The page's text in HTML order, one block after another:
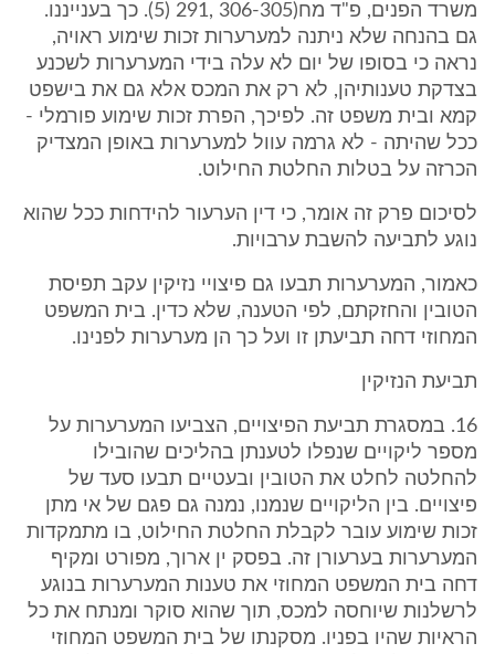
משרד הפנים, פ"ד מח(‎5) 291, 306-305). כך בענייננו.
גם בהנחה שלא ניתנה למערערות זכות שימוע ראויה,
נראה כי בסופו של יום לא עלה בידי המערערות לשכנע
בצדקת טענותיהן, לא רק את המכס אלא גם את בישפט
קמא ובית משפט זה. לפיכך, הפרת זכות שימוע פורמלי -
ככל שהיתה - לא גרמה עוול למערערות באופן המצדיק
הכרזה על בטלות החלטת החילוט.
לסיכום פרק זה אומר, כי דין הערעור להידחות ככל שהוא
נוגע לתביעה להשבת ערבויות.
כאמור, המערערות תבעו גם פיצויי נזיקין עקב תפיסת
הטובין והחזקתם, לפי הטענה, שלא כדין. בית המשפט
המחוזי דחה תביעתן זו ועל כך הן מערערות לפנינו.
תביעת הנזיקין
‎16. במסגרת תביעת הפיצויים, הצביעו המערערות על
מספר ליקויים שנפלו לטענתן בהליכים שהובילו
להחלטה לחלט את הטובין ובעטיים תבעו סעד של
פיצויים. בין הליקויים שנמנו, נמנה גם פגם של אי מתן
זכות שימוע עובר לקבלת החלטת החילוט, בו מתמקדות
המערערות בערעורן זה. בפסק ין ארוך, מפורט ומקיף
דחה בית המשפט המחוזי את טענות המערערות בנוגע
לרשלנות שיוחסה למכס, תוך שהוא סוקר ומנתח את כל
הראיות שהיו בפניו. מסקנתו של בית המשפט המחוזי